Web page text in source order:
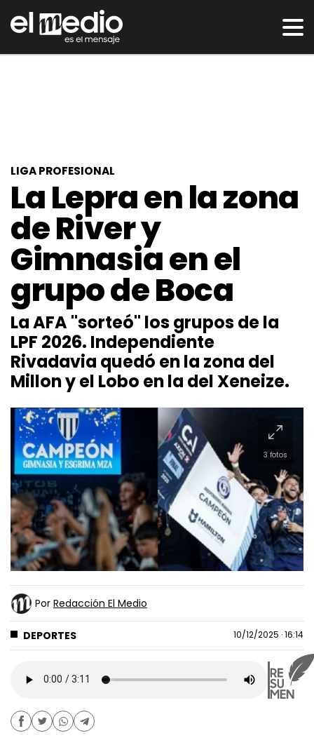
LIGA PROFESIONAL
La Lepra en la zona
de River y
Gimnasia en el
grupo de Boca
La AFA "sorteó" los grupos de la
LPF 2026. Independiente
Rivadavia quedó en la zona del
Millon y el Lobo en la del Xeneize.
3 fotos
DEPORTES
Por Redacción El Medio
10/12/2025 · 16:14